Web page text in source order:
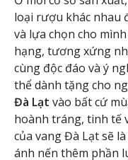
loại rượu khác nhau
và lựa chọn cho
hạng, tương xứng
cùng độc đáo và ý
thể dành tặng cho
Đà Lạt vào bất cứ
hoành tráng, tinh tế
của vang Đà Lạt sẽ
ánh nến thêm phần